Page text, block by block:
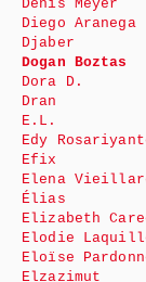
Denis Meyer
Diego Aranega
Djaber
Dogan Boztas
Dora D.
Dran
E.L.
Edy
Efix
Elena
Élias
Elizabeth
Elodie
Eloïse
Elzazimut